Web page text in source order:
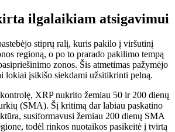
ilgalaikiam atsigavimui
stiprų ralį, kuris pakilo į viršutinį
regioną, o po to prarado pakilimo tempą
zonos. Šis atmetimas pažymėjo
lokiai įsikišo siekdami užsitikrinti pelną.
XRP nukrito žemiau 50 ir 200 dienų
(SMA). Šį kritimą dar labiau paskatino
susiformavusi žemiau 200 dienų SMA
todėl rinkos nuotaikos pasikeitė į tvirtą